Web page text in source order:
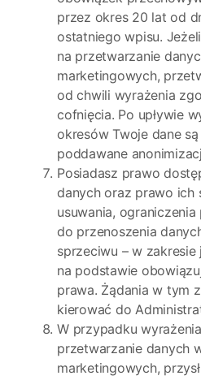
przez okres 20 lat od
ostatniego wpisu.
na przetwarzanie
marketingowych,
od chwili wyrażenia
cofnięcia. Po upływie
okresów Twoje dane
poddawane
Posiadasz prawo
danych oraz prawo ich
usuwania,
do przenoszenia
sprzeciwu – w
na podstawie
prawa. Żądania w tym
kierować do
W przypadku
przetwarzanie danych
marketingowych,